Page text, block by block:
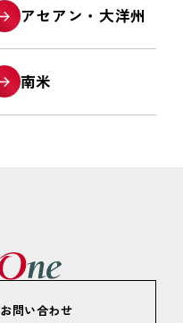
アセアン・大洋州
南米
お問い合わせ